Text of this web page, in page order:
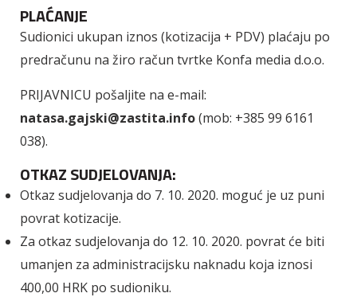
PLAĆANJE
Sudionici ukupan iznos (kotizacija + PDV) plaćaju po
predračunu na žiro račun tvrtke Konfa media d.o.o.
PRIJAVNICU pošaljite na e-mail:
natasa.gajski@zastita.info(mob: +385 99 6161
038).
OTKAZ SUDJELOVANJA:
Otkaz sudjelovanja do 7. 10. 2020. moguć je uz puni
povrat kotizacije.
Za otkaz sudjelovanja do 12. 10. 2020. povrat će biti
umanjen za administracijsku naknadu koja iznosi
400,00 HRK po sudioniku.